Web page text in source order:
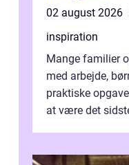
02 august 2026
inspiration
Mange familier
med arbejde,
praktiske
at være det